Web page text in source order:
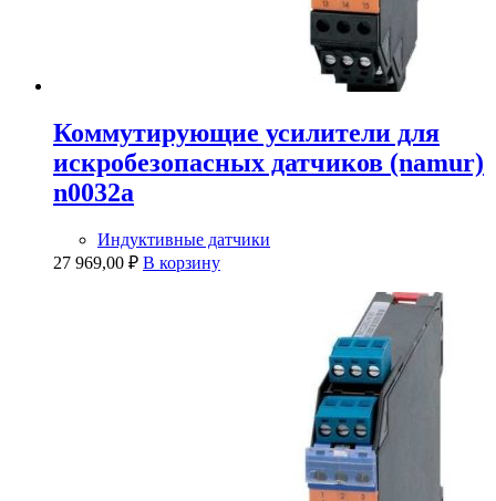
Коммутирующие усилители для
искробезопасных датчиков (namur)
n0032a
Индуктивные датчики
27 969,00 ₽ В корзину